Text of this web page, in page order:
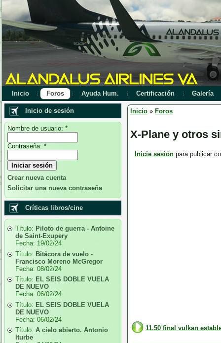
Inicio Foros Ayuda Hum. Certificación Galería
Inicio de sesión
Nombre de usuario: *
Contraseña: *
Crear nueva cuenta
Solicitar una nueva contraseña
Críticas libros/cine
Título: Piloto de guerra - Antoine
de Saint-Exupery
Fecha: 19/02/24
Título: Bitácora de vuelo -
Francisco Moreno McGregor
Fecha: 08/02/24
Título: EL SEIS DOBLE VUELA
DE NUEVO
Fecha: 06/02/24
Título: EL SEIS DOBLE VUELA
DE NUEVO
Fecha: 06/02/24
Título: A cielo abierto. Antonio
Iturbe
Inicio » Foros
X-Plane y otros
Inicie sesión para publicar
11.50 final vulkan